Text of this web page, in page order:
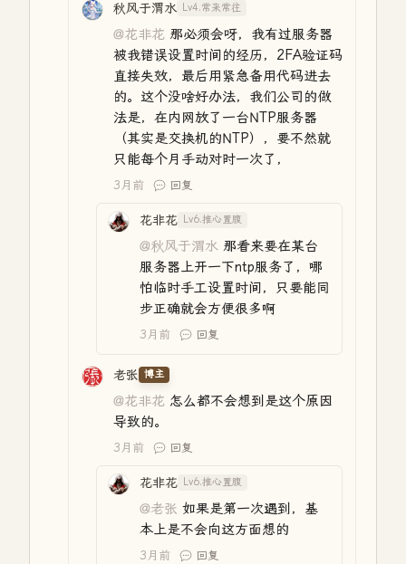
秋风于渭水 Lv4.常来常往
@花非花 那必须会呀，我有过服务器
被我错误设置时间的经历，2FA验证码
直接失效，最后用紧急备用代码进去
的。这个没啥好办法，我们公司的做
法是，在内网放了一台NTP服务器
（其实是交换机的NTP），要不然就
只能每个月手动对时一次了，
3月前 回复
花非花 Lv6.推心置腹
@秋风于渭水 那看来要在某台
服务器上开一下ntp服务了，哪
怕临时手工设置时间，只要能同
步正确就会方便很多啊
3月前 回复
老张 博主
@花非花 怎么都不会想到是这个原因
导致的。
3月前 回复
花非花 Lv6.推心置腹
@老张 如果是第一次遇到，基
本上是不会向这方面想的
3月前 回复